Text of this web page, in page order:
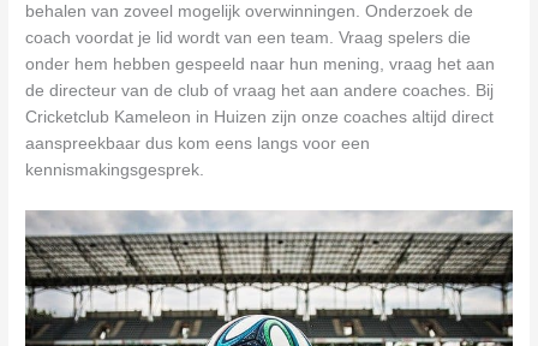
behalen van zoveel mogelijk overwinningen. Onderzoek de
coach voordat je lid wordt van een team. Vraag spelers die
onder hem hebben gespeeld naar hun mening, vraag het aan
de directeur van de club of vraag het aan andere coaches. Bij
Cricketclub Kameleon in Huizen zijn onze coaches altijd direct
aanspreekbaar dus kom eens langs voor een
kennismakingsgesprek.